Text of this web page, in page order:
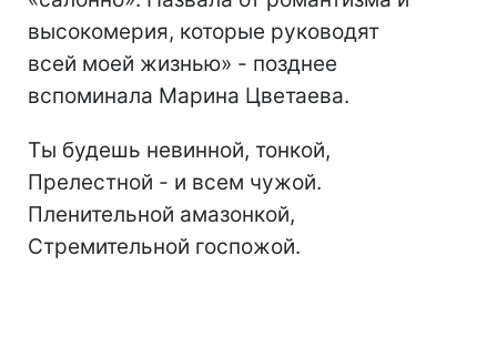
высокомерия, которые руководят
всей моей жизнью» - позднее
вспоминала Марина Цветаева.
Ты будешь невинной, тонкой,
Прелестной - и всем чужой.
Пленительной амазонкой,
Стремительной госпожой.